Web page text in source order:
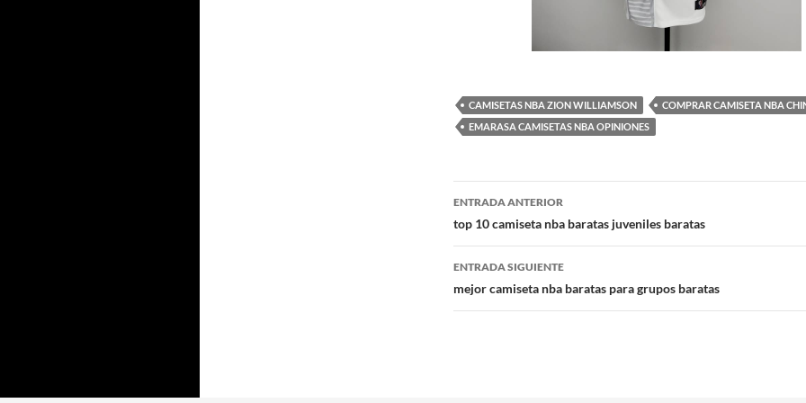
CAMISETAS NBA ZION WILLIAMSON
COMPRAR CAMISETA NBA
EMARASA CAMISETAS NBA OPINIONES
Navegación
de
entradas
ENTRADA ANTERIOR
top 10 camiseta nba baratas juveniles baratas
ENTRADA SIGUIENTE
mejor camiseta nba baratas para grupos baratas